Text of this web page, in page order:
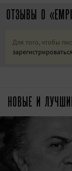
ОТЗЫВЫ О
Для того, чтобы
зарегистрироваться
НОВЫЕ И